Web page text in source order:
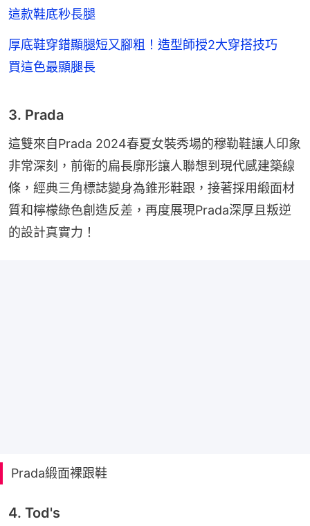
這款鞋底秒長腿
厚底鞋穿錯顯腿短又腳粗！造型師授2大穿搭技巧
買這色最顯腿長
3. Prada
這雙來自Prada 2024春夏女裝秀場的穆勒鞋讓人印象
非常深刻，前衛的扁長廓形讓人聯想到現代感建築線
條，經典三角標誌變身為錐形鞋跟，接著採用緞面材
質和檸檬綠色創造反差，再度展現Prada深厚且叛逆
的設計真實力！
Prada緞面裸跟鞋
4. Tod's